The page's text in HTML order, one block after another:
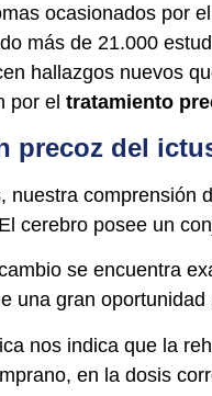
ocasionados por
más de 21.000
hallazgos nuevos
por el tratamiento
precoz del
nuestra comprensión
cerebro posee un
se encuentra
una gran
nos indica que la
en la dosis